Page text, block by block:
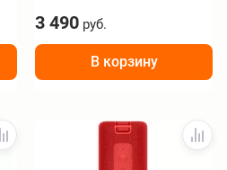
3 490 руб.
В корзину